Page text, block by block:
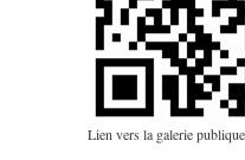
Lien vers la galerie